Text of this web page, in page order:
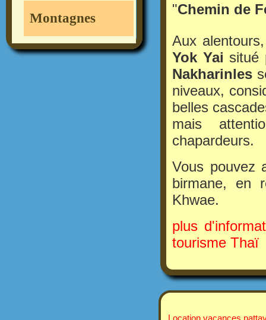
Montagnes
"Chemin de
Aux
Yok Yai
Nakharinles
niveaux,
belles
mais
chapardeurs.
Vous pouvez
birmane, en
Khwae.
plus
tourisme Thaï